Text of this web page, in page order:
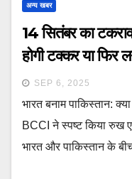
अन्य खबर
14 सितंबर का
होगी टक्कर या फिर
SEP 6, 2025
भारत बनाम पाकिस्तान:
BCCI ने स्पष्ट किया रुख
भारत और पाकिस्तान के